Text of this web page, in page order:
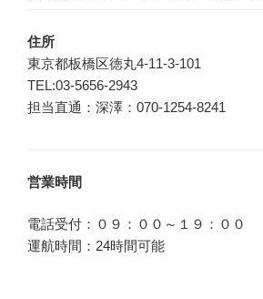
ョ
ン
住所
東京都板橋区徳丸4-11-3-101
TEL:03-5656-2943
担当直通：深澤：070-1254-8241
営業時間
電話受付：０９：００～１９：００
運航時間：24時間可能